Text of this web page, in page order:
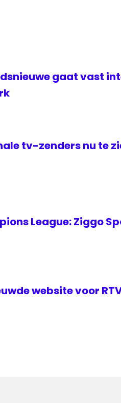
gaat vast
tv-zenders nu te
League: Ziggo
website voor